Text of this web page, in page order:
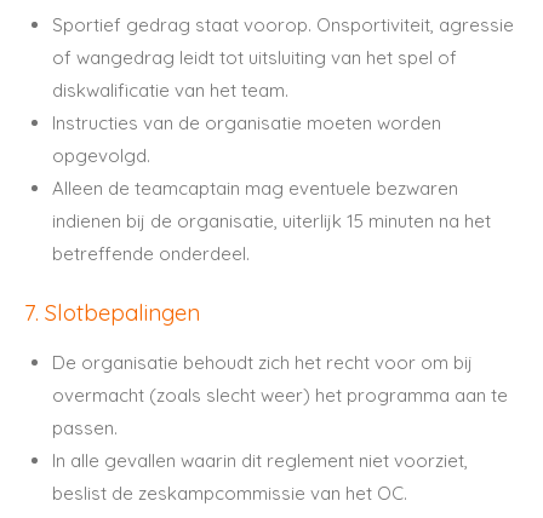
Sportief gedrag staat voorop. Onsportiviteit, agressie
of wangedrag leidt tot uitsluiting van het spel of
diskwalificatie van het team.
Instructies van de organisatie moeten worden
opgevolgd.
Alleen de teamcaptain mag eventuele bezwaren
indienen bij de organisatie, uiterlijk 15 minuten na het
betreffende onderdeel.
7. Slotbepalingen
De organisatie behoudt zich het recht voor om bij
overmacht (zoals slecht weer) het programma aan te
passen.
In alle gevallen waarin dit reglement niet voorziet,
beslist de zeskampcommissie van het OC.